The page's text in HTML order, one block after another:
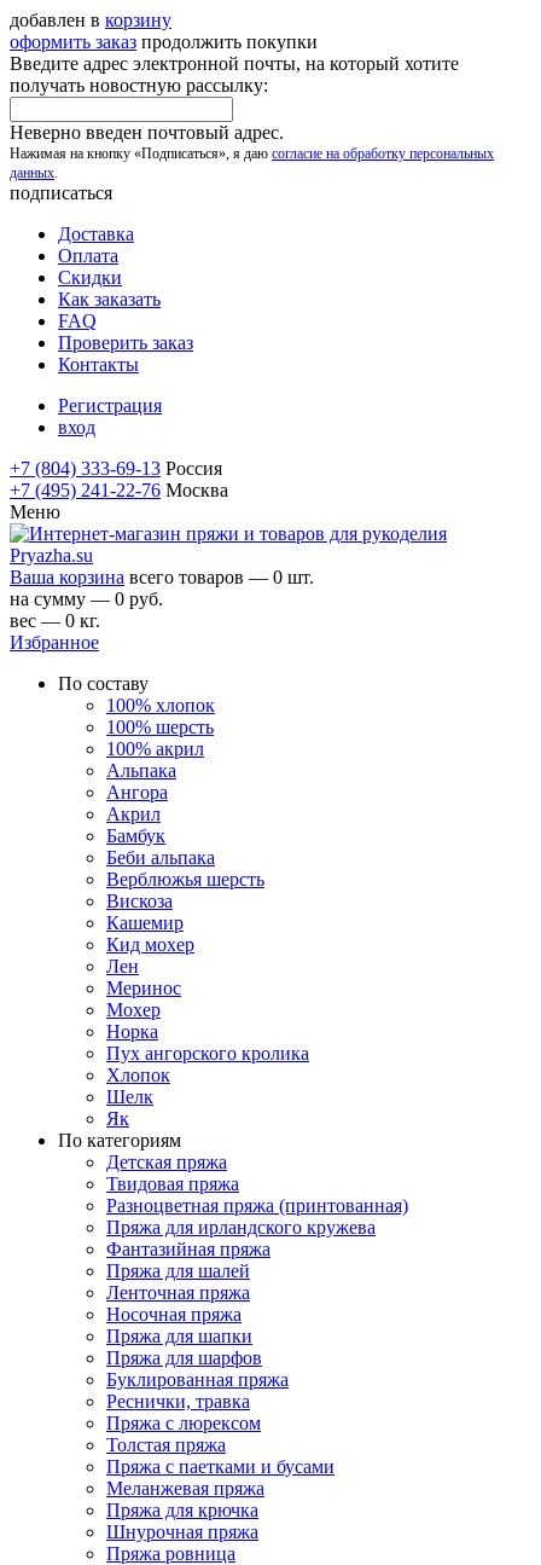
добавлен в корзину
оформить заказ продолжить покупки
Введите адрес электронной почты, на который хотите
получать новостную рассылку:
Неверно введен почтовый адрес.
Нажимая на кнопку «Подписаться», я даю согласие на обработку персональных
данных.
подписаться
Доставка
Оплата
Скидки
Как заказать
FAQ
Проверить заказ
Контакты
Регистрация
вход
+7 (804) 333-69-13 Россия
+7 (495) 241-22-76 Москва
Меню
Ваша корзина всего товаров — 0 шт.
на сумму — 0 руб.
вес — 0 кг.
Избранное
По составу
100% хлопок
100% шерсть
100% акрил
Альпака
Ангора
Акрил
Бамбук
Беби альпака
Верблюжья шерсть
Вискоза
Кашемир
Кид мохер
Лен
Меринос
Мохер
Норка
Пух ангорского кролика
Хлопок
Шелк
Як
По категориям
Детская пряжа
Твидовая пряжа
Разноцветная пряжа (принтованная)
Пряжа для ирландского кружева
Фантазийная пряжа
Пряжа для шалей
Ленточная пряжа
Носочная пряжа
Пряжа для шапки
Пряжа для шарфов
Буклированная пряжа
Реснички, травка
Пряжа с люрексом
Толстая пряжа
Пряжа с паетками и бусами
Меланжевая пряжа
Пряжа для крючка
Шнурочная пряжа
Пряжа ровница